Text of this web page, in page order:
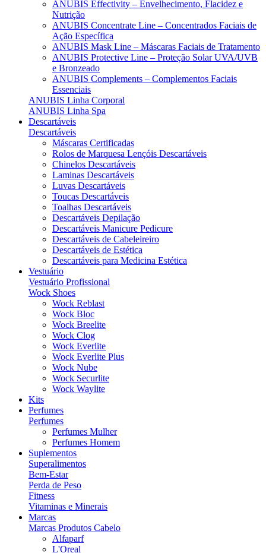
ANUBIS Effectivity – Envelhecimento, Flacidez e
Nutrição
ANUBIS Concentrate Line – Concentrados Faciais de
Ação Específica
ANUBIS Mask Line – Máscaras Faciais de Tratamento
ANUBIS Protective Line – Proteção Solar UVA/UVB
e Bronzeado
ANUBIS Complements – Complementos Faciais
Essenciais
ANUBIS Linha Corporal
ANUBIS Linha Spa
Descartáveis
Descartáveis
Máscaras Certificadas
Rolos de Marquesa Lençóis Descartáveis
Chinelos Descartáveis
Laminas Descartáveis
Luvas Descartáveis
Toucas Descartáveis
Toalhas Descartáveis
Descartáveis Depilação
Descartáveis Manicure Pedicure
Descartáveis de Cabeleireiro
Descartáveis de Estética
Descartáveis para Medicina Estética
Vestuário
Vestuário Profissional
Wock Shoes
Wock Reblast
Wock Bloc
Wock Breelite
Wock Clog
Wock Everlite
Wock Everlite Plus
Wock Nube
Wock Securlite
Wock Waylite
Kits
Perfumes
Perfumes
Perfumes Mulher
Perfumes Homem
Suplementos
Superalimentos
Bem-Estar
Perda de Peso
Fitness
Vitaminas e Minerais
Marcas
Marcas Produtos Cabelo
Alfaparf
L'Oreal